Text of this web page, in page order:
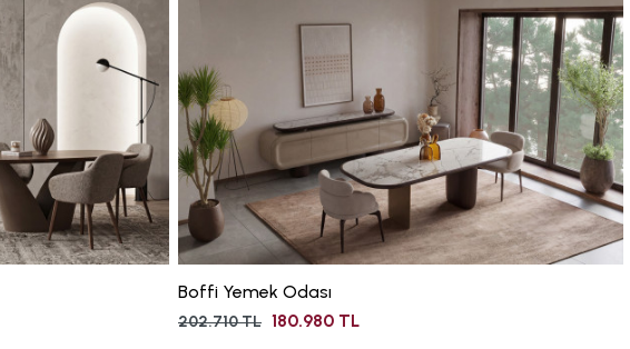
Boffi Yemek Odası
202.710 TL 180.980 TL